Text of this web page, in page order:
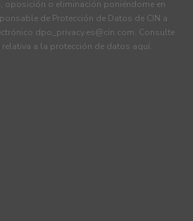
oposición o eliminación poniéndome en
de Protección de Datos de CIN a
dpo_privacy.es@cin.com. Consulte
a la protección de datos aquí.